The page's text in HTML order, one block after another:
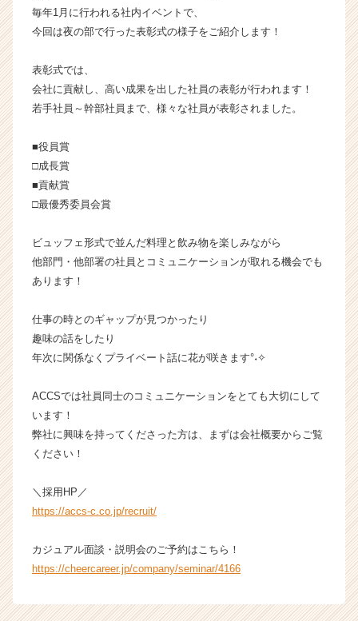
|
ベ
ン
ー・
成
ウ
ト
就
サ
ト
キ
（C
e
r
毎年1月に行われる社内イベントで、
今回は夜の部で行った表彰式の様子をご紹介します！
表彰式では、
会社に貢献し、高い成果を出した社員の表彰が行われます！
若手社員～幹部社員まで、様々な社員が表彰されました。
■役員賞
□成長賞
■貢献賞
□最優秀委員会賞
ビュッフェ形式で並んだ料理と飲み物を楽しみながら
他部門・他部署の社員とコミュニケーションが取れる機会でも
あります！
仕事の時とのギャップが見つかったり
趣味の話をしたり
年次に関係なくプライベート話に花が咲きます°˖✧
ACCSでは社員同士のコミュニケーションをとても大切にして
います！
弊社に興味を持ってくださった方は、まずは会社概要からご覧
ください！
＼採用HP／
https://accs-c.co.jp/recruit/
カジュアル面談・説明会のご予約はこちら！
https://cheercareer.jp/company/seminar/4166